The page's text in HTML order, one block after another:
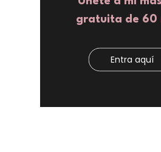
gratuita de 60
Entra aquí